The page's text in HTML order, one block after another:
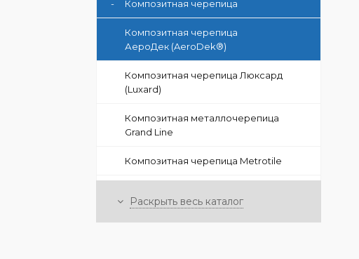
Композитная черепица
-
Композитная черепица
АероДек (AeroDek®)
Композитная черепица Люксард
(Luxard)
Композитная металлочерепица
Grand Line
Композитная черепица Metrotile
Раскрыть весь каталог